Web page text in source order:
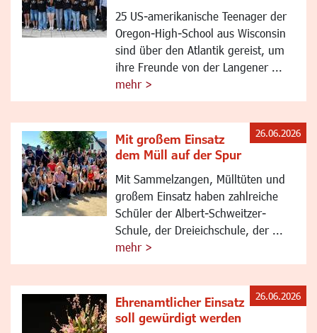
25 US-amerikanische Teenager der
Oregon-High-School aus Wisconsin
sind über den Atlantik gereist, um
ihre Freunde von der Langener ...
mehr >
Mit großem Einsatz
dem Müll auf der Spur
Mit Sammelzangen, Mülltüten und
großem Einsatz haben zahlreiche
Schüler der Albert-Schweitzer-
Schule, der Dreieichschule, der ...
mehr >
26.06.2026
Ehrenamtlicher Einsatz
soll gewürdigt werden
26.06.2026